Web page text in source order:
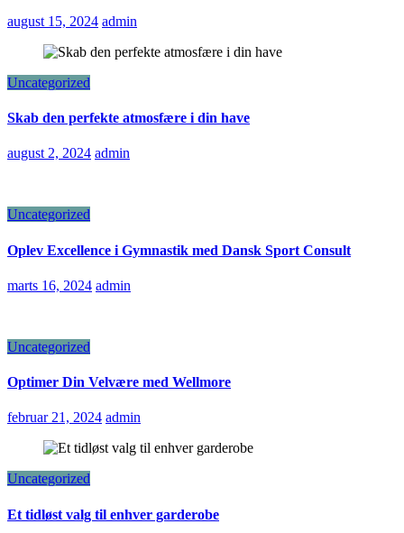
august 15, 2024 admin
Uncategorized
Skab den perfekte atmosfære i din have
august 2, 2024 admin
Uncategorized
Oplev Excellence i Gymnastik med Dansk Sport Consult
marts 16, 2024 admin
Uncategorized
Optimer Din Velvære med Wellmore
februar 21, 2024 admin
Uncategorized
Et tidløst valg til enhver garderobe